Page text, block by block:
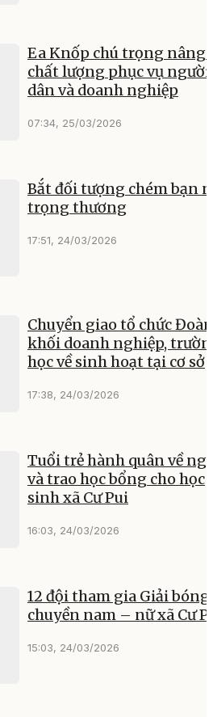
Ea Knốp chú trọng nâng
chất lượng phục vụ người
dân và doanh nghiệp
07:34, 25/03/2026
Bắt đối tượng chém bạn
trọng thương
17:51, 24/03/2026
Chuyển giao tổ chức Đoàn
khối doanh nghiệp,
học về sinh hoạt tại cơ sở
17:38, 24/03/2026
Tuổi trẻ hành quân về
và trao học bổng cho học
sinh xã Cư Pui
16:03, 24/03/2026
12 đội tham gia Giải bóng
chuyền nam – nữ xã Cư
15:03, 24/03/2026